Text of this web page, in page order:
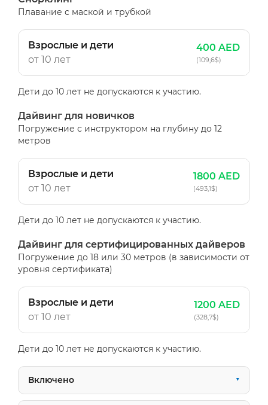
Плавание с маской и трубкой
Взрослые и дети
от 10 лет
400 AED
(109,6$)
Дети до 10 лет не допускаются к участию.
Дайвинг для новичков
Погружение с инструктором на глубину до 12
метров
Взрослые и дети
от 10 лет
1800 AED
(493,1$)
Дети до 10 лет не допускаются к участию.
Дайвинг для сертифицированных дайверов
Погружение до 18 или 30 метров (в зависимости от
уровня сертификата)
Взрослые и дети
от 10 лет
1200 AED
(328,7$)
Дети до 10 лет не допускаются к участию.
Включено